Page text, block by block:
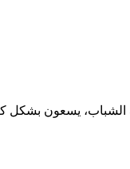
يسعون بشكل